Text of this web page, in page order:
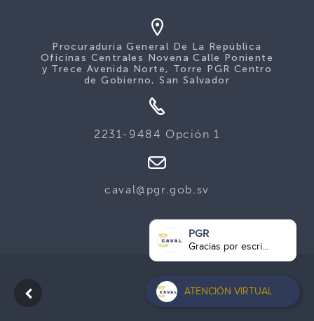
Procuraduría General De La República
Oficinas Centrales Novena Calle Poniente
y Trece Avenida Norte, Torre PGR Centro
de Gobierno, San Salvador
2231-9484 Opción 1
caval@pgr.gob.sv